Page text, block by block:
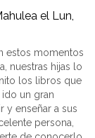
el Lun,
estos momentos
nuestras hijas lo
los libros que
ido un gran
y enseñar a sus
persona,